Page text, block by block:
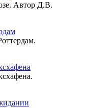
Автор Д.В.